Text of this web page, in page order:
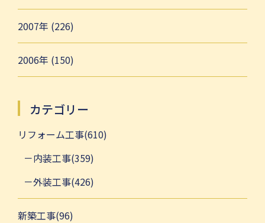
2007年 (226)
2006年 (150)
カテゴリー
リフォーム工事(610)
内装工事(359)
外装工事(426)
新築工事(96)